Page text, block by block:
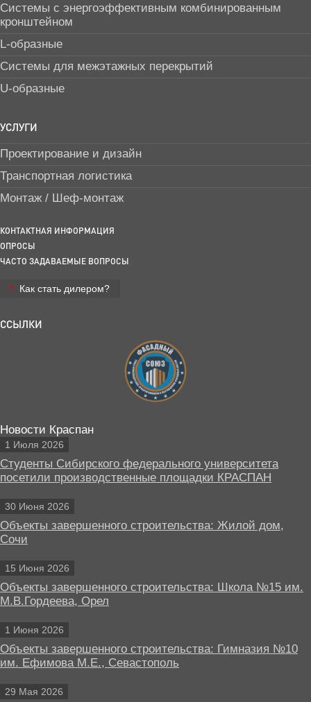
Системы с энергоэффективным комбинированным
кронштейном
L-образные
Системы для межэтажных перекрытий
U-образные
УСЛУГИ
Проектирование и дизайн
Транспортная логистика
Монтаж / Шеф-монтаж
КОНТАКТНАЯ ИНФОРМАЦИЯ
ОПРОСЫ
ЧАСТО ЗАДАВАЕМЫЕ ВОПРОСЫ
Как стать дилером?
ССЫЛКИ
Новости Краспан
1 Июля 2026
Студенты Сибирского федерального университета
посетили производственные площадки КРАСПАН
30 Июня 2026
Объекты завершенного строительства: Жилой дом,
Сочи
15 Июня 2026
Объекты завершенного строительства: Школа №15 им.
М.В.Гордеева, Орел
1 Июня 2026
Объекты завершенного строительства: Гимназия №10
им. Ефимова М.Е., Севастополь
29 Мая 2026